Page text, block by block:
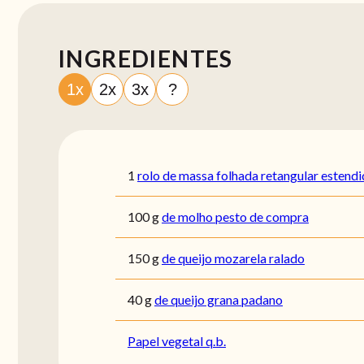
INGREDIENTES
1x 2x 3x ?
1 rolo de massa folhada retangular
100gde molho pesto de compra
150gde queijo mozarela ralado
40gde queijo grana padano
Papel vegetal q.b.